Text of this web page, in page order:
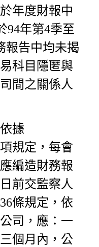
年度財報中
94年第4季至
報告中均未揭
科目隱匿與
間之關係人
據
規定，每會
編造財務報
前交監察人
條規定，依
司，應：一
個月內，公